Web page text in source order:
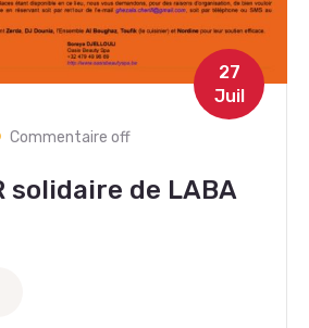
27
Juil
Commentaire off
solidaire de LABA